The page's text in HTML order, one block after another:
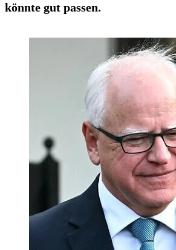
könnte gut passen.